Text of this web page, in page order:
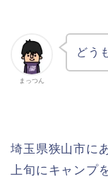
まっつん
どう
埼玉県狭山市に
上旬にキャンプ